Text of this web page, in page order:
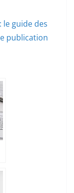
guide des
publication